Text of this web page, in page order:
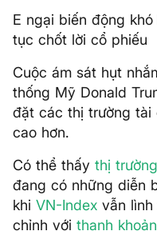
E ngại biến động
tục chốt lời cổ phiếu
Cuộc ám sát hụt
thống Mỹ Donald
đặt các thị trường tài
cao hơn.
Có thể thấy thị trường
đang có những diễn
khi VN-Index vẫn
chỉnh với thanh khoản